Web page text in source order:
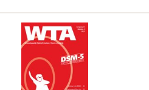
E.M.A. Blijd-Hoogewys
Els Blijd-Hoogewys
Tony Bloemendaal
Nanda Boekhoudt